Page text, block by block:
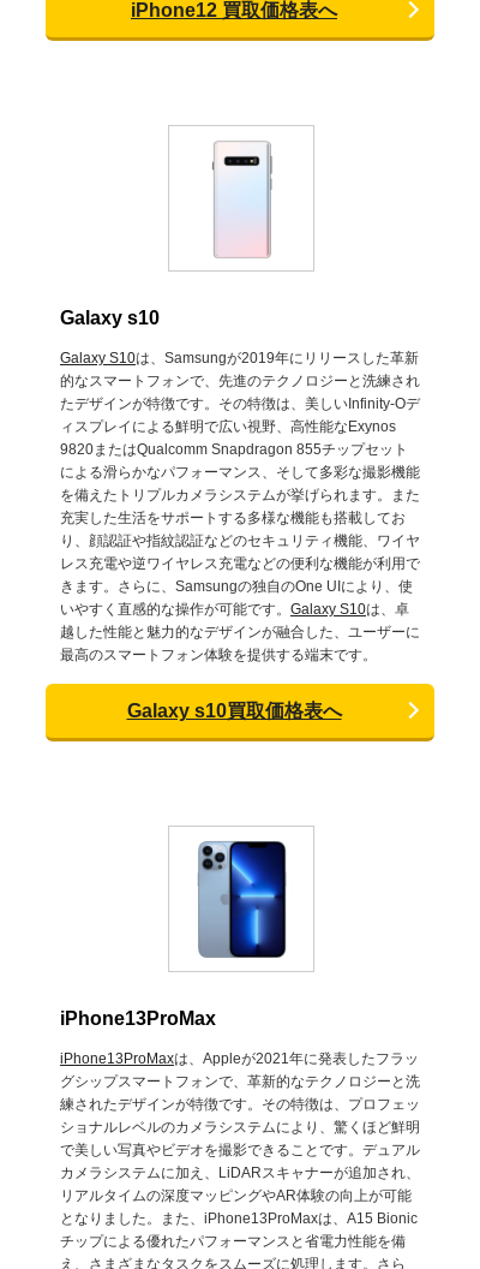
iPhone12 買取価格表へ
Galaxy s10
Galaxy S10は、Samsungが2019年にリリースした革新
的なスマートフォンで、先進のテクノロジーと洗練され
たデザインが特徴です。その特徴は、美しいInfinity-Oデ
ィスプレイによる鮮明で広い視野、高性能なExynos
9820またはQualcomm Snapdragon 855チップセット
による滑らかなパフォーマンス、そして多彩な撮影機能
を備えたトリプルカメラシステムが挙げられます。また
充実した生活をサポートする多様な機能も搭載してお
り、顔認証や指紋認証などのセキュリティ機能、ワイヤ
レス充電や逆ワイヤレス充電などの便利な機能が利用で
きます。さらに、Samsungの独自のOne UIにより、使
いやすく直感的な操作が可能です。 Galaxy S10は、卓
越した性能と魅力的なデザインが融合した、ユーザーに
最高のスマートフォン体験を提供する端末です。
Galaxy s10買取価格表へ
iPhone13ProMax
iPhone13ProMaxは、Appleが2021年に発表したフラッ
グシップスマートフォンで、革新的なテクノロジーと洗
練されたデザインが特徴です。その特徴は、プロフェッ
ショナルレベルのカメラシステムにより、驚くほど鮮明
で美しい写真やビデオを撮影できることです。デュアル
カメラシステムに加え、LiDARスキャナーが追加され、
リアルタイムの深度マッピングやAR体験の向上が可能
となりました。また、iPhone13ProMaxは、A15 Bionic
チップによる優れたパフォーマンスと省電力性能を備
え、さまざまなタスクをスムーズに処理します。さら